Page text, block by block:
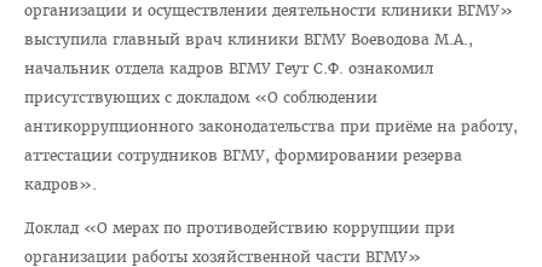
Студенческий клуб
Спортивный клуб
Кураторы
Совет волонтеров
2025 год — Год благоустройства
организации и осуществлении деятельности клиники ВГМУ»
выступила главный врач клиники ВГМУ Воеводова М.А.,
начальник отдела кадров ВГМУ Геут С.Ф. ознакомил
присутствующих с докладом «О соблюдении
антикоррупционного законодательства при приёме на работу,
аттестации сотрудников ВГМУ, формировании резерва
кадров».
Доклад «О мерах по противодействию коррупции при
организации работы хозяйственной части ВГМУ»